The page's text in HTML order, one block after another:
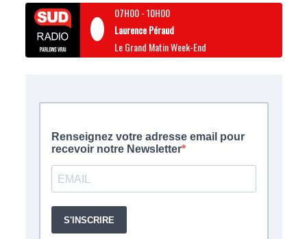
07H00-10H00
Laurence Péraud
Le Grand Matin Week-End